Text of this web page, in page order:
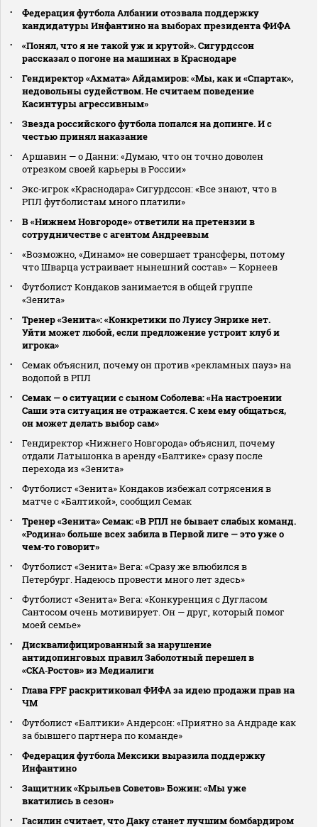
Федерация футбола Албании отозвала поддержку
кандидатуры Инфантино на выборах президента ФИФА
«Понял, что я не такой уж и крутой». Сигурдссон
рассказал о погоне на машинах в Краснодаре
Гендиректор «Ахмата» Айдамиров: «Мы, как и «Спартак»,
недовольны судейством. Не считаем поведение
Касинтуры агрессивным»
Звезда российского футбола попался на допинге. И с
честью принял наказание
Аршавин — о Данни: «Думаю, что он точно доволен
отрезком своей карьеры в России»
Экс‑игрок «Краснодара» Сигурдссон: «Все знают, что в
РПЛ футболистам много платили»
В «Нижнем Новгороде» ответили на претензии в
сотрудничестве с агентом Андреевым
«Возможно, «Динамо» не совершает трансферы, потому
что Шварца устраивает нынешний состав» — Корнеев
Футболист Кондаков занимается в общей группе
«Зенита»
Тренер «Зенита»: «Конкретики по Луису Энрике нет.
Уйти может любой, если предложение устроит клуб и
игрока»
Семак объяснил, почему он против «рекламных пауз» на
водопой в РПЛ
Семак — о ситуации с сыном Соболева: «На настроении
Саши эта ситуация не отражается. С кем ему общаться,
он может делать выбор сам»
Гендиректор «Нижнего Новгорода» объяснил, почему
отдали Латышонка в аренду «Балтике» сразу после
перехода из «Зенита»
Футболист «Зенита» Кондаков избежал сотрясения в
матче с «Балтикой», сообщил Семак
Тренер «Зенита» Семак: «В РПЛ не бывает слабых команд.
«Родина» больше всех забила в Первой лиге — это уже о
чем‑то говорит»
Футболист «Зенита» Вега: «Сразу же влюбился в
Петербург. Надеюсь провести много лет здесь»
Футболист «Зенита» Вега: «Конкуренция с Дугласом
Сантосом очень мотивирует. Он — друг, который помог
моей семье»
Дисквалифицированный за нарушение
антидопинговых правил Заболотный перешел в
«СКА‑Ростов» из Медиалиги
Глава FPF раскритиковал ФИФА за идею продажи прав на
ЧМ
Футболист «Балтики» Андерсон: «Приятно за Андраде как
за бывшего партнера по команде»
Федерация футбола Мексики выразила поддержку
Инфантино
Защитник «Крыльев Советов» Божин: «Мы уже
вкатились в сезон»
Гасилин считает, что Даку станет лучшим бомбардиром